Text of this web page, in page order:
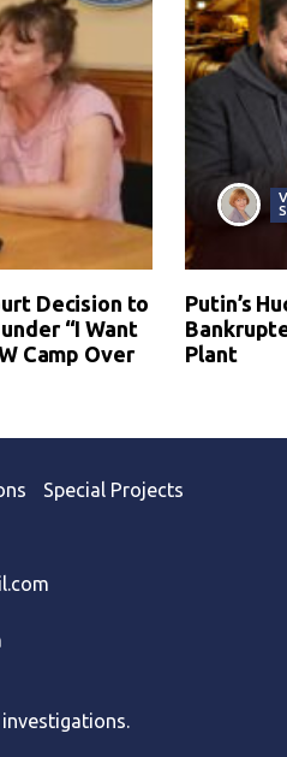
Decision to
“I Want
Camp Over
Putin’s
Plant
Special Projects